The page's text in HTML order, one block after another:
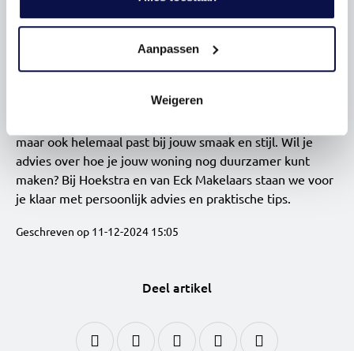
Aanpassen
Weigeren
luchtkwaliteit in je woning. Bonus: het onderhouden van
planten helpt je te ontspannen én geeft je interieur een
groene, natuurlijke uitstraling.
Met deze zes tips creëer je een
maar ook helemaal past bij jouw smaak en stijl. Wil je
advies over hoe je jouw woning nog duurzamer kunt
maken? Bij Hoekstra en van Eck Makelaars staan we voor
je klaar met persoonlijk advies en praktische tips.
Geschreven op 11-12-2024 15:05
Deel artikel